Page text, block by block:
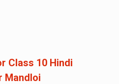
Class 10 Hindi
Mandloi